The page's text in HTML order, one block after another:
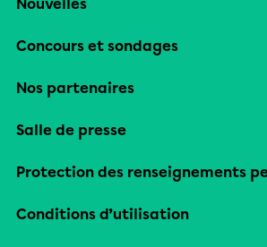
Nouvelles
Concours et sondages
Nos partenaires
Salle de presse
Protection des renseignements
Conditions d’utilisation